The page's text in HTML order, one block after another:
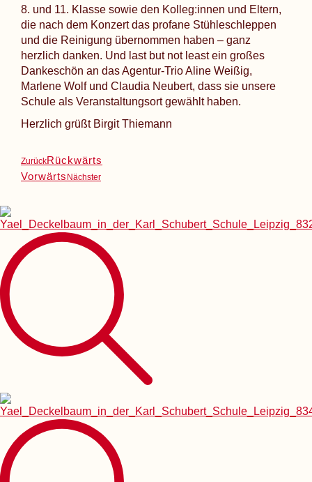
8. und 11. Klasse sowie den Kolleg:innen und Eltern,
die nach dem Konzert das profane Stühleschleppen
und die Reinigung übernommen haben – ganz
herzlich danken. Und last but not least ein großes
Dankeschön an das Agentur-Trio Aline Weißig,
Marlene Wolf und Claudia Neubert, dass sie unsere
Schule als Veranstaltungsort gewählt haben.
Herzlich grüßt Birgit Thiemann
ZurückRückwärts
Vorwärts Nächster